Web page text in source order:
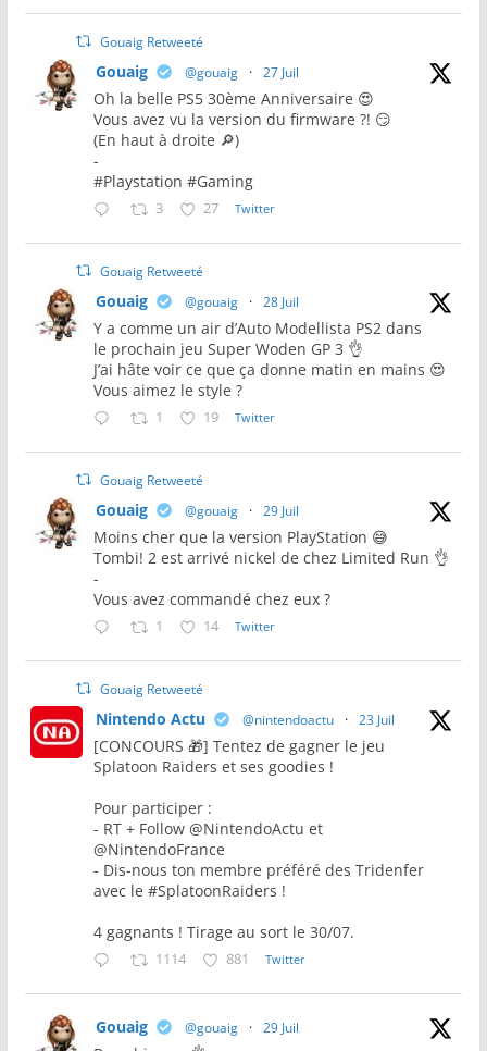
Gouaig Retweeté
Gouaig @gouaig · 27 Juil
Oh la belle PS5 30ème Anniversaire 😍
Vous avez vu la version du firmware ?! 😏
(En haut à droite 🔎)
-
#Playstation #Gaming
3 27 Twitter
Gouaig Retweeté
Gouaig @gouaig · 28 Juil
Y a comme un air d’Auto Modellista PS2 dans
le prochain jeu Super Woden GP 3 👌
J’ai hâte voir ce que ça donne matin en mains 😍
Vous aimez le style ?
1 19 Twitter
Gouaig Retweeté
Gouaig @gouaig · 29 Juil
Moins cher que la version PlayStation 😅
Tombi! 2 est arrivé nickel de chez Limited Run 👌
-
Vous avez commandé chez eux ?
1 14 Twitter
Gouaig Retweeté
Nintendo Actu @nintendoactu · 23 Juil
[CONCOURS 🎁] Tentez de gagner le jeu
Splatoon Raiders et ses goodies !
Pour participer :
- RT + Follow @NintendoActu et
@NintendoFrance
- Dis-nous ton membre préféré des Tridenfer
avec le #SplatoonRaiders !
4 gagnants ! Tirage au sort le 30/07.
1114 881 Twitter
Gouaig @gouaig · 29 Juil